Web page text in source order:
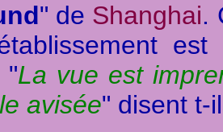
" de Shanghai.
"La vue est
avisée" disent t-